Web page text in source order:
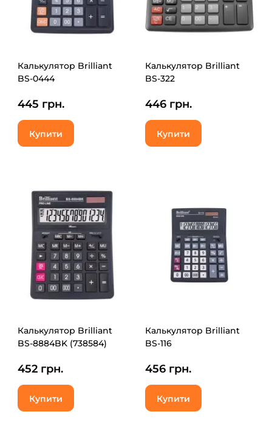
Калькулятор Brilliant
BS-0444
445 грн.
Купити
Калькулятор Brilliant
BS-322
446 грн.
Купити
Калькулятор Brilliant
BS-8884BK (738584)
452 грн.
Купити
Калькулятор Brilliant
BS-116
456 грн.
Купити